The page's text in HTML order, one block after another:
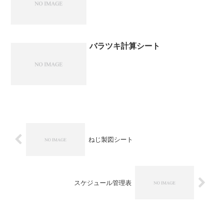
バラツキ計算シート
ねじ製図シート
スケジュール管理表